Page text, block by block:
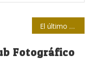
El último enero de Martí
Fotográfico